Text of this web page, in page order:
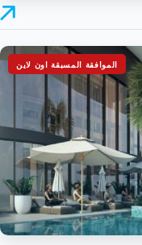
الموافقة المسبقة اون لاين